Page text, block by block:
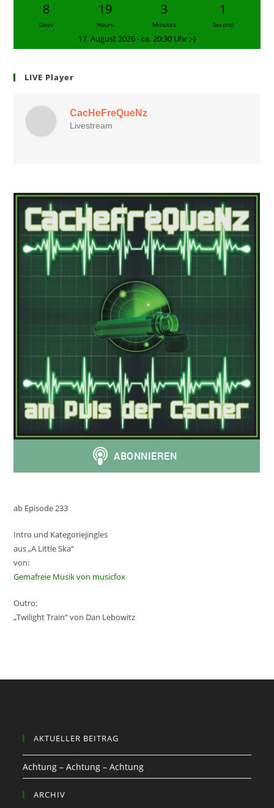
8
Days
19
Hours
3
Minutes
0
Seconds
17. August 2026 - ca. 20:30 Uhr ;-)
LIVE Player
ab Episode 233
Intro und Kategoriejingles
aus „A Little Ska“
von:
Gemafreie Musik von musicfox
Outro:
„Twilight Train“ von Dan Lebowitz
AKTUELLER BEITRAG
Achtung – Achtung – Achtung
ARCHIV